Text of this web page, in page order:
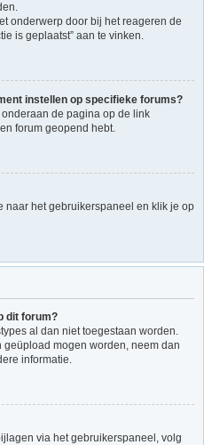
onderwerp door bij het reageren de
is geplaatst” aan te vinken.
instellen op specifieke forums?
de pagina op de link
forum geopend hebt.
naar het gebruikerspaneel en klik je op
dit forum?
al dan niet toegestaan worden.
mogen worden, neem dan
informatie.
via het gebruikerspaneel, volg